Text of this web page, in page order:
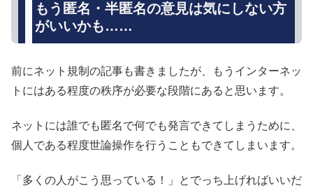
もう匿名・半匿名の意見は気にしない方
がいいかも……
前にネット規制の記事も書きましたが、もうインターネッ
トにはある程度の秩序が必要な段階にあると思います。
ネットには誰でも匿名で何でも発言できてしまうために、
個人である程度世論操作を行うこともできてしまいます。
「多くの人がこう思っている！」とでっち上げればいいだ